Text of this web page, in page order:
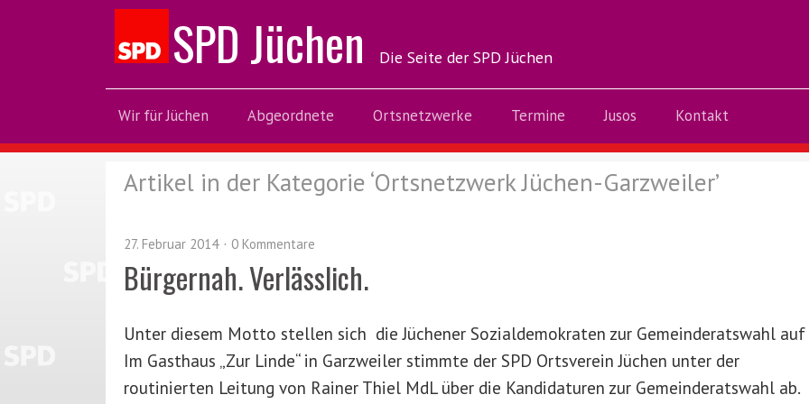
SPD Jüchen Die Seite der SPD Jüchen
Wir für Jüchen Abgeordnete Ortsnetzwerke Termine Jusos Kontakt
Artikel in der Kategorie ‘Ortsnetzwerk Jüchen-Garzweiler’
27. Februar 2014 0 Kommentare
Bürgernah. Verlässlich.
Unter diesem Motto stellen sich die Jüchener Sozialdemokraten zur Gemeinderatswahl auf
Im Gasthaus „Zur Linde“ in Garzweiler stimmte der SPD Ortsverein Jüchen unter der
routinierten Leitung von Rainer Thiel MdL über die Kandidaturen zur Gemeinderatswahl ab.